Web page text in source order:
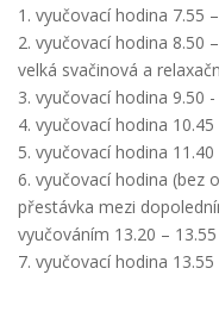
1. vyučovací hodina 7.55
2. vyučovací hodina 8.50
velká svačinová a
3. vyučovací hodina 9.50 -
4. vyučovací hodina 10.45
5. vyučovací hodina 11.40
6. vyučovací hodina (bez
přestávka mezi
vyučováním 13.20 – 13.55
7. vyučovací hodina 13.55